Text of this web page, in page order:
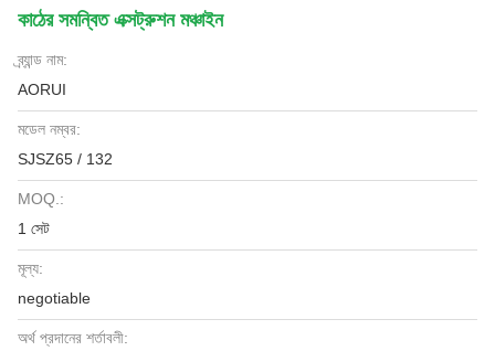
কাঠের সমন্বিত এক্সট্রুশন মঞ্চাইন
ব্র্যান্ড নাম:
AORUI
মডেল নম্বর:
SJSZ65 / 132
MOQ.:
1 সেট
মূল্য:
negotiable
অর্থ প্রদানের শর্তাবলী: